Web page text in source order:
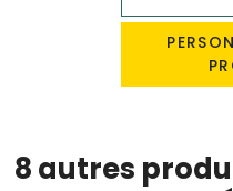
8 autres